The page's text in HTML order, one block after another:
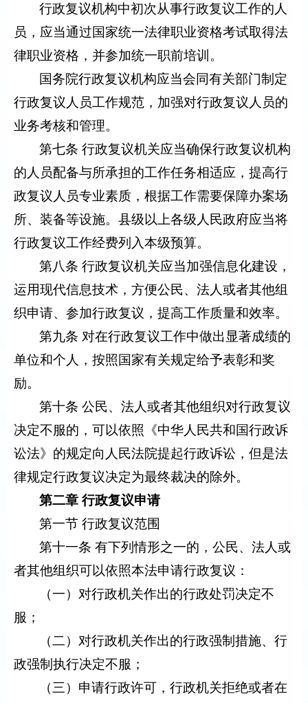
行政复议机构中初次从事行政复议工作的人
员，应当通过国家统一法律职业资格考试取得法
律职业资格，并参加统一职前培训。
国务院行政复议机构应当会同有关部门制定
行政复议人员工作规范，加强对行政复议人员的
业务考核和管理。
第七条 行政复议机关应当确保行政复议机构
的人员配备与所承担的工作任务相适应，提高行
政复议人员专业素质，根据工作需要保障办案场
所、装备等设施。县级以上各级人民政府应当将
行政复议工作经费列入本级预算。
第八条 行政复议机关应当加强信息化建设，
运用现代信息技术，方便公民、法人或者其他组
织申请、参加行政复议，提高工作质量和效率。
第九条 对在行政复议工作中做出显著成绩的
单位和个人，按照国家有关规定给予表彰和奖
励。
第十条 公民、法人或者其他组织对行政复议
决定不服的，可以依照《中华人民共和国行政诉
讼法》的规定向人民法院提起行政诉讼，但是法
律规定行政复议决定为最终裁决的除外。
第二章 行政复议申请
第一节 行政复议范围
第十一条 有下列情形之一的，公民、法人或
者其他组织可以依照本法申请行政复议：
（一）对行政机关作出的行政处罚决定不
服；
（二）对行政机关作出的行政强制措施、行
政强制执行决定不服；
（三）申请行政许可，行政机关拒绝或者在